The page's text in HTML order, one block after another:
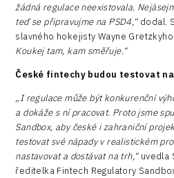
žádná regulace neexistovala.
teď se připravujme na PSD4,“dodal.
slavného hokejisty Wayne Gretzkyho:
Koukej tam, kam směřuje.“
České fintechy budou testovat
„I regulace může být konkurenční
a dokáže s ní pracovat. Proto jsme
Sandbox, aby české i zahraniční
testovat své nápady v realistickém
nastavovat a dostávat na trh,“uvedla
ředitelka Fintech Regulatory